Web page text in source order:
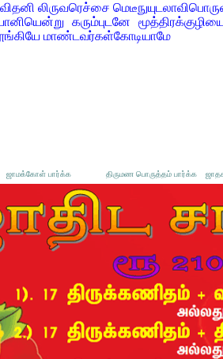
லிருவரெச்சை
கரும்புடனே
மாண்டவர்கள்கோடியாமே
ஜாமக்கோள் பார்க்க திருமண பொருத்தம் பார்க்க